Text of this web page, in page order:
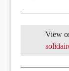
View